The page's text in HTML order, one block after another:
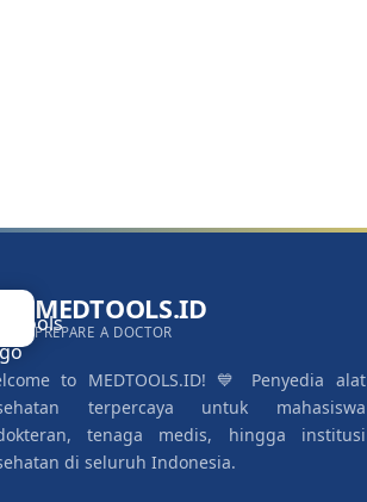
MEDTOOLS.ID
PREPARE A DOCTOR
to MEDTOOLS.ID! 💙 Penyedia alat
terpercaya untuk mahasiswa
tenaga medis, hingga institusi
di seluruh Indonesia.